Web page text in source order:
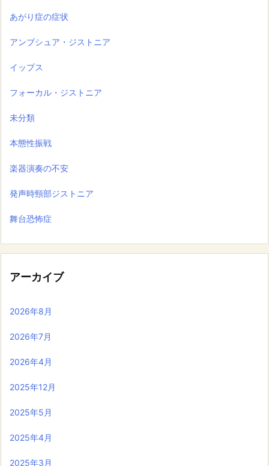
あがり症の症状
アンブシュア・ジストニア
イップス
フォーカル・ジストニア
未分類
本態性振戦
楽器演奏の不安
発声時頸部ジストニア
舞台恐怖症
アーカイブ
2026年8月
2026年7月
2026年4月
2025年12月
2025年5月
2025年4月
2025年3月